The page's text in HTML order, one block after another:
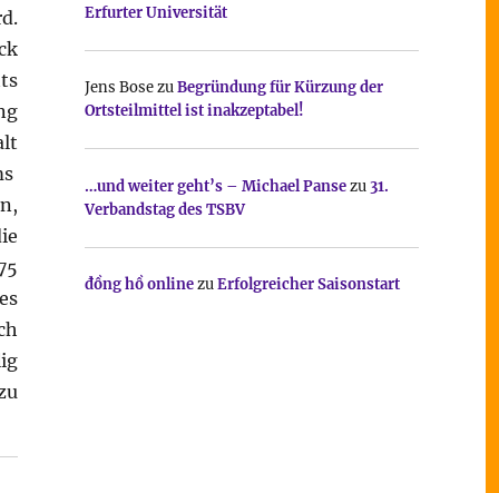
Erfurter Universität
Jens BosezuBegründung für Kürzung der
Ortsteilmittel ist inakzeptabel!
…und weiter geht’s – Michael Pansezu31.
Verbandstag des TSBV
đồng hồ onlinezuErfolgreicher Saisonstart